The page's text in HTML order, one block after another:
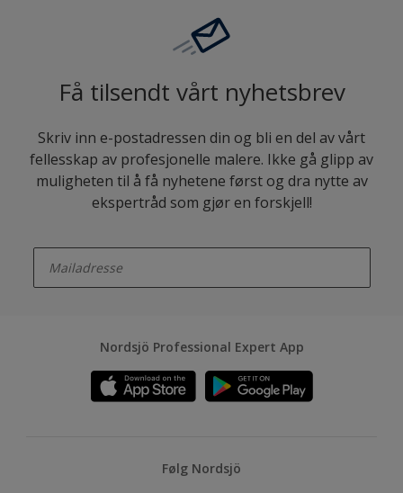
Få tilsendt vårt nyhetsbrev
Skriv inn e-postadressen din og bli en del av vårt
fellesskap av profesjonelle malere. Ikke gå glipp av
muligheten til å få nyhetene først og dra nytte av
ekspertråd som gjør en forskjell!
Nordsjö Professional Expert App
Følg Nordsjö